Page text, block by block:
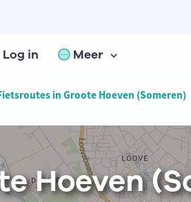
Log in Meer
in Groote Hoeven (Someren)
Hoeven